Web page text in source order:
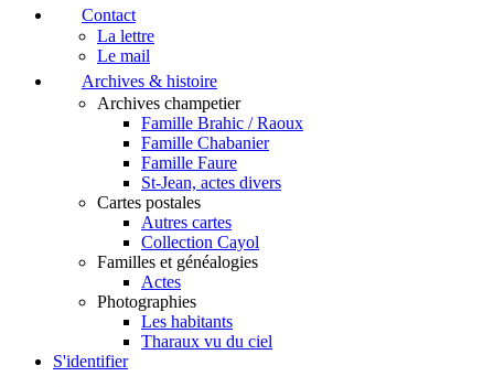
Contact
La lettre
Le mail
Archives & histoire
Archives champetier
Famille Brahic / Raoux
Famille Chabanier
Famille Faure
St-Jean, actes divers
Cartes postales
Autres cartes
Collection Cayol
Familles et généalogies
Actes
Photographies
Les habitants
Tharaux vu du ciel
S'identifier